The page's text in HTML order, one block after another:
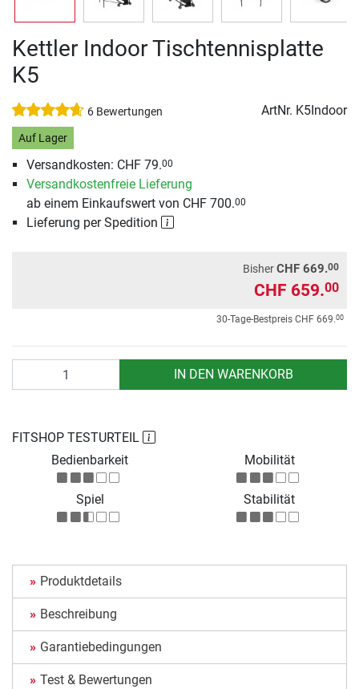
Kettler Indoor Tischtennisplatte
K5
6 Bewertungen ArtNr. K5Indoor
Auf Lager
Versandkosten: CHF 79.00
Versandkostenfreie Lieferung
ab einem Einkaufswert von CHF 700.00
Lieferung per Spedition
BisherCHF 669.00
CHF 659.00
30-Tage-Bestpreis CHF 669.00
IN DEN WARENKORB
FITSHOP TESTURTEIL
Bedienbarkeit
Mobilität
Spiel Stabilität
Produktdetails
Beschreibung
Garantiebedingungen
Test & Bewertungen